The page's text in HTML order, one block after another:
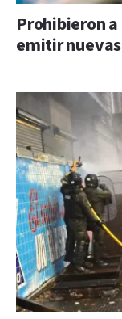
Prohibieron
emitir